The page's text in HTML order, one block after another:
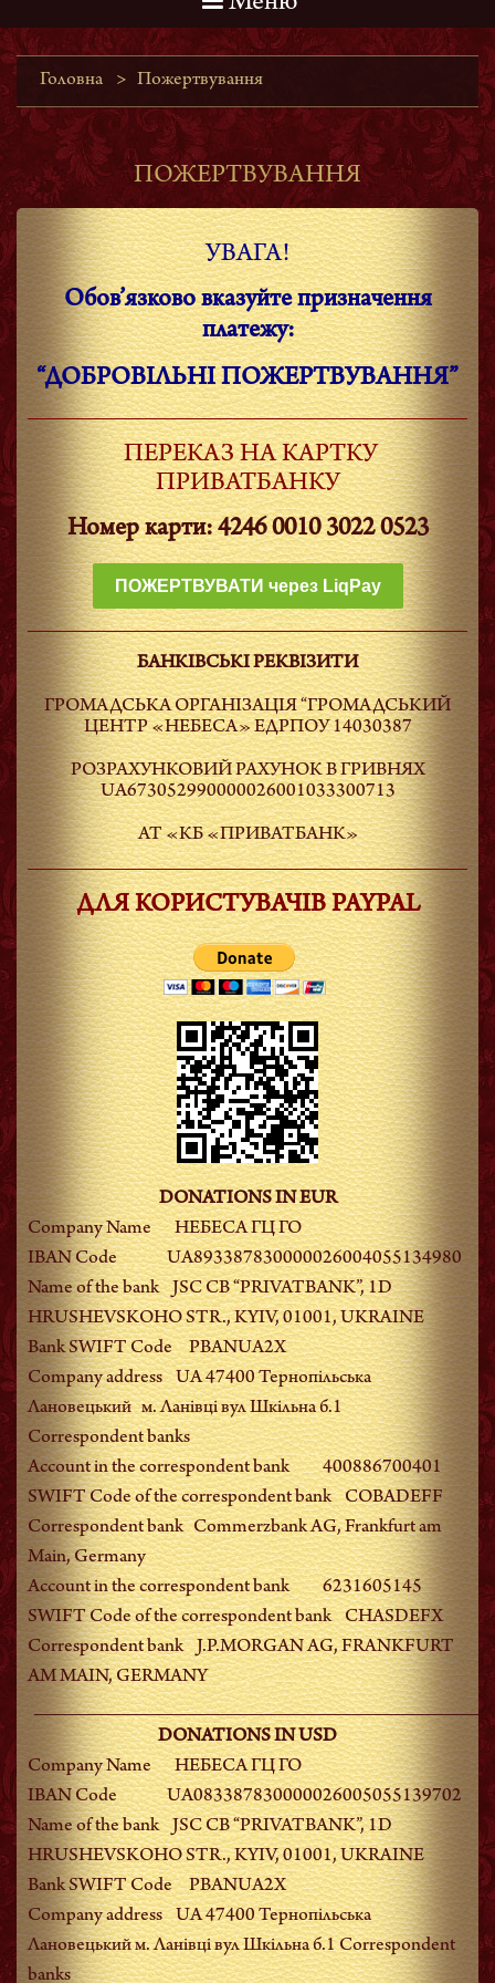
Головна > Пожертвування
ПОЖЕРТВУВАННЯ
УВАГА!
Обов’язково вказуйте призначення
платежу:
“ДОБРОВІЛЬНІ ПОЖЕРТВУВАННЯ”
ПЕРЕКАЗ НА КАРТКУ
ПРИВАТБАНКУ
Номер карти: 4246 0010 3022 0523
ПОЖЕРТВУВАТИ через LiqPay
БАНКІВСЬКІ РЕКВІЗИТИ
ГРОМАДСЬКА ОРГАНІЗАЦІЯ “ГРОМАДСЬКИЙ
ЦЕНТР «НЕБЕСА» ЕДРПОУ 14030387
РОЗРАХУНКОВИЙ РАХУНОК В ГРИВНЯХ
UA673052990000026001033300713
АТ «КБ «ПРИВАТБАНК»
ДЛЯ КОРИСТУВАЧІВ PAYPAL
DONATIONS IN EUR
Company Name НЕБЕСА ГЦ ГО
IBAN Code UA893387830000026004055134980
Name of the bank JSC CB “PRIVATBANK”, 1D
HRUSHEVSKOHO STR., KYIV, 01001, UKRAINE
Bank SWIFT Code PBANUA2X
Company address UA 47400 Тернопiльська
Лановецький м. Ланiвцi вул Шкiльна б.1
Correspondent banks
Account in the correspondent bank 400886700401
SWIFT Code of the correspondent bank COBADEFF
Correspondent bank Commerzbank AG, Frankfurt am
Main, Germany
Account in the correspondent bank 6231605145
SWIFT Code of the correspondent bank CHASDEFX
Correspondent bank J.P.MORGAN AG, FRANKFURT
AM MAIN, GERMANY
DONATIONS IN USD
Company Name НЕБЕСА ГЦ ГО
IBAN Code UA083387830000026005055139702
Name of the bank JSC CB “PRIVATBANK”, 1D
HRUSHEVSKOHO STR., KYIV, 01001, UKRAINE
Bank SWIFT Code PBANUA2X
Company address UA 47400 Тернопiльська
Лановецький м. Ланiвцi вул Шкiльна б.1 Correspondent
banks